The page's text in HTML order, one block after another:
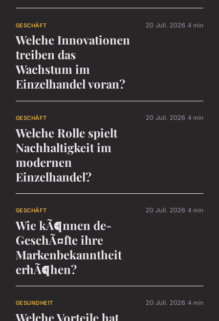
GESCHÄFT
Welche Innovationen
treiben das
Wachstum im
Einzelhandel voran?
20 Juil. 2026 4 min
GESCHÄFT
Welche Rolle spielt
Nachhaltigkeit im
modernen
Einzelhandel?
20 Juil. 2026 4 min
GESCHÄFT
Wie kÃ¶nnen de-
GeschÃ¤fte ihre
Markenbekanntheit
erhÃ¶hen?
20 Juil. 2026 4 min
GESUNDHEIT
Welche Vorteile hat
20 Juil. 2026 4 min